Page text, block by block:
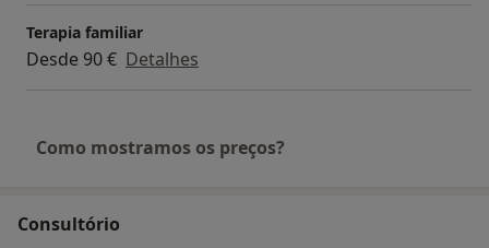
Terapia familiar
Desde 90 € Detalhes
Como mostramos os preços?
Consultório